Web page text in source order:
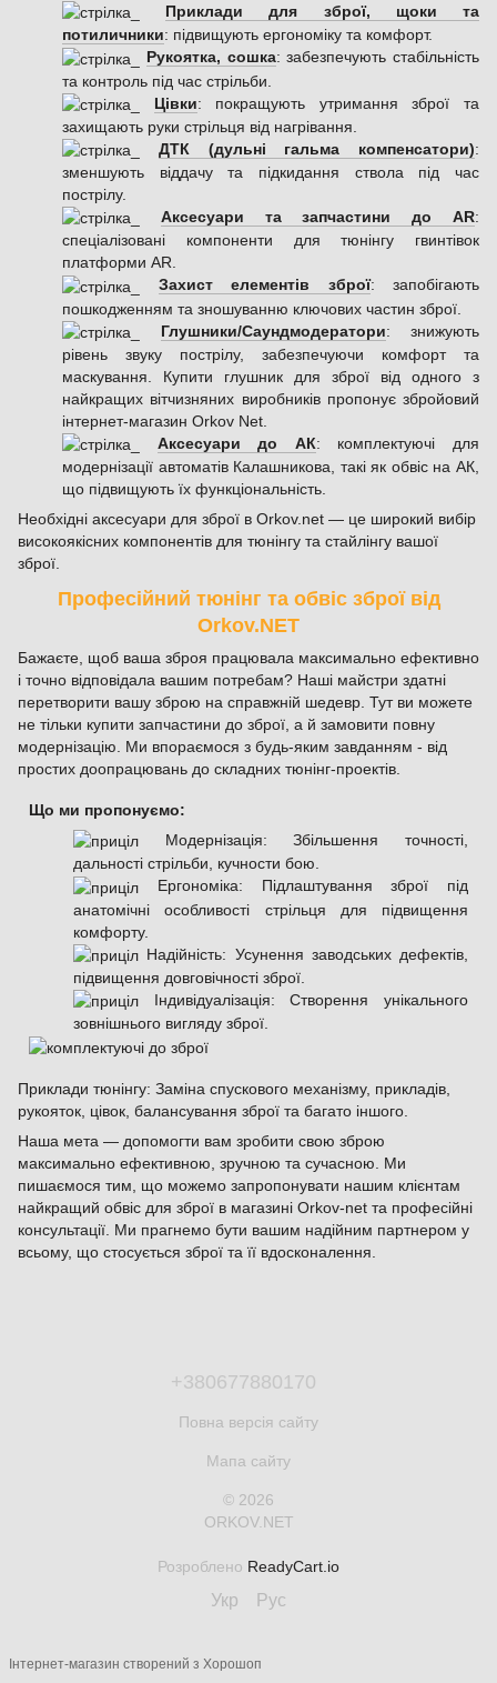
Приклади для зброї, щоки та
потиличники: підвищують ергономіку та комфорт.
Рукоятка, сошка: забезпечують стабільність
та контроль під час стрільби.
Цівки: покращують утримання зброї та
захищають руки стрільця від нагрівання.
ДТК (дульні гальма компенсатори):
зменшують віддачу та підкидання ствола під час
пострілу.
Аксесуари та запчастини до AR:
спеціалізовані компоненти для тюнінгу гвинтівок
платформи AR.
Захист елементів зброї: запобігають
пошкодженням та зношуванню ключових частин зброї.
Глушники/Саундмодератори: знижують
рівень звуку пострілу, забезпечуючи комфорт та
маскування. Купити глушник для зброї від одного з
найкращих вітчизняних виробників пропонує збройовий
інтернет-магазин Orkov Net.
Аксесуари до АК: комплектуючі для
модернізації автоматів Калашникова, такі як обвіс на АК,
що підвищують їх функціональність.
Необхідні аксесуари для зброї в Orkov.net — це широкий вибір
високоякісних компонентів для тюнінгу та стайлінгу вашої
зброї.
Професійний тюнінг та обвіс зброї від
Orkov.NET
Бажаєте, щоб ваша зброя працювала максимально ефективно
і точно відповідала вашим потребам? Наші майстри здатні
перетворити вашу зброю на справжній шедевр. Тут ви можете
не тільки купити запчастини до зброї, а й замовити повну
модернізацію. Ми впораємося з будь-яким завданням - від
простих доопрацювань до складних тюнінг-проектів.
Що ми пропонуємо:
Модернізація: Збільшення точності,
дальності стрільби, кучности бою.
Ергономіка: Підлаштування зброї під
анатомічні особливості стрільця для підвищення
комфорту.
Надійність: Усунення заводських дефектів,
підвищення довговічності зброї.
Індивідуалізація: Створення унікального
зовнішнього вигляду зброї.
Приклади тюнінгу: Заміна спускового механізму, прикладів,
рукояток, цівок, балансування зброї та багато іншого.
Наша мета — допомогти вам зробити свою зброю
максимально ефективною, зручною та сучасною. Ми
пишаємося тим, що можемо запропонувати нашим клієнтам
найкращий обвіс для зброї в магазині Orkov-net та професійні
консультації. Ми прагнемо бути вашим надійним партнером у
всьому, що стосується зброї та її вдосконалення.
+380677880170
Повна версія сайту
Мапа сайту
© 2026
ORKOV.NET
Розроблено ReadyCart.io
Укр Рус
Інтернет-магазин створений з Хорошоп